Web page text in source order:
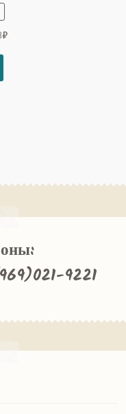
₽Текущая
9221